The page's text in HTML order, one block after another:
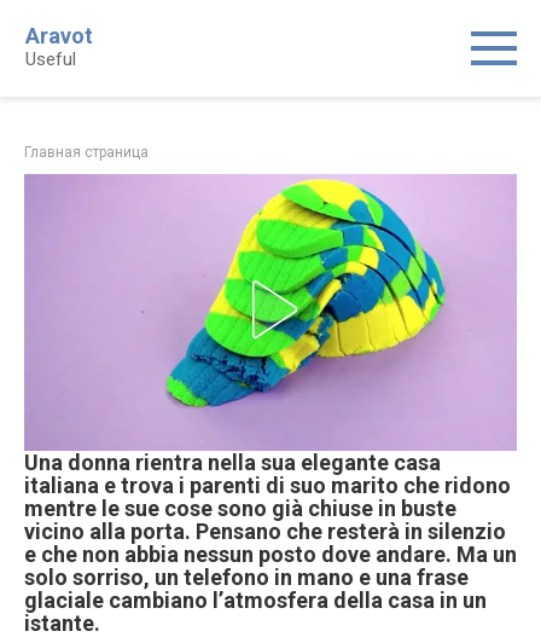
content
Aravot
Useful
Главная страница
Una donna rientra nella sua elegante casa
italiana e trova i parenti di suo marito che ridono
mentre le sue cose sono già chiuse in buste
vicino alla porta. Pensano che resterà in silenzio
e che non abbia nessun posto dove andare. Ma un
solo sorriso, un telefono in mano e una frase
glaciale cambiano l’atmosfera della casa in un
istante.